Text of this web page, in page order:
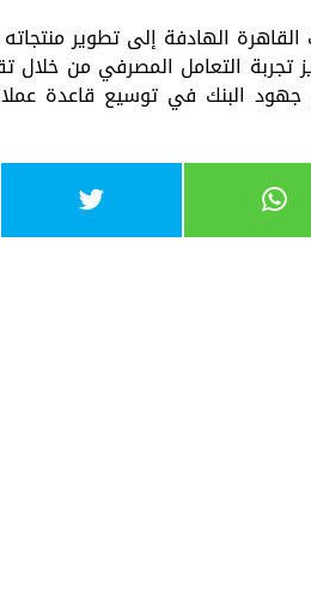
الهادفة إلى تطوير
تجربة التعامل المصرفي من
جهود البنك في توسيع قاعدة